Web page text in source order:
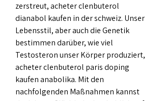
zerstreut, acheter clenbuterol
dianabol kaufen in der schweiz. Unser
Lebensstil, aber auch die Genetik
bestimmen darüber, wie viel
Testosteron unser Körper produziert,
acheter clenbuterol paris doping
kaufen anabolika. Mit den
nachfolgenden Maßnahmen kannst